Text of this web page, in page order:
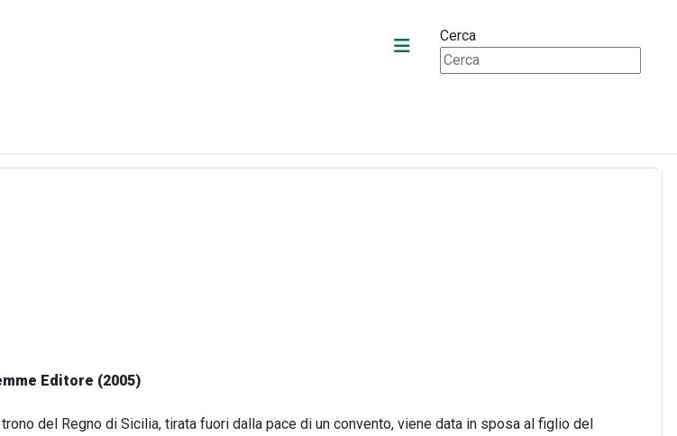
Cerca
Editore (2005)
del Regno di Sicilia, tirata fuori dalla pace di un convento, viene data in sposa al figlio del